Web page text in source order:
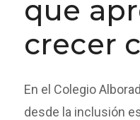
que
crecer
En el Colegio
desde la inclusión